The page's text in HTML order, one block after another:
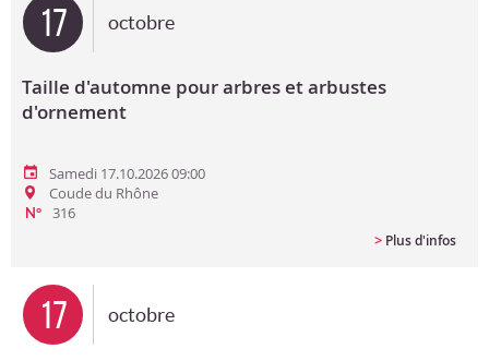
17 octobre
Taille d'automne pour arbres et arbustes
d'ornement
Samedi 17.10.2026 09:00
Coude du Rhône
N°
316
> Plus d'infos
17 octobre